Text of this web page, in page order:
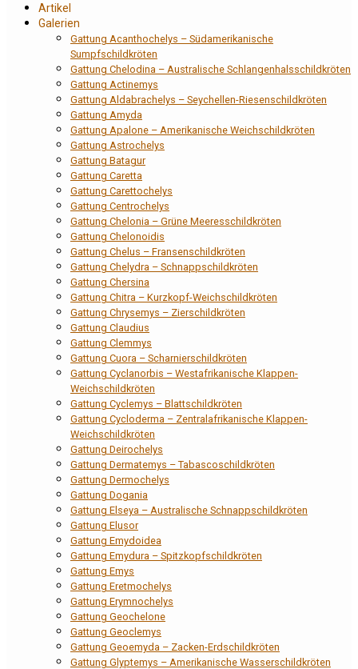
Artikel
Galerien
Gattung Acanthochelys – Südamerikanische
Sumpfschildkröten
Gattung Chelodina – Australische Schlangenhalsschildkröten
Gattung Actinemys
Gattung Aldabrachelys – Seychellen-Riesenschildkröten
Gattung Amyda
Gattung Apalone – Amerikanische Weichschildkröten
Gattung Astrochelys
Gattung Batagur
Gattung Caretta
Gattung Carettochelys
Gattung Centrochelys
Gattung Chelonia – Grüne Meeresschildkröten
Gattung Chelonoidis
Gattung Chelus – Fransenschildkröten
Gattung Chelydra – Schnappschildkröten
Gattung Chersina
Gattung Chitra – Kurzkopf-Weichschildkröten
Gattung Chrysemys – Zierschildkröten
Gattung Claudius
Gattung Clemmys
Gattung Cuora – Scharnierschildkröten
Gattung Cyclanorbis – Westafrikanische Klappen-
Weichschildkröten
Gattung Cyclemys – Blattschildkröten
Gattung Cycloderma – Zentralafrikanische Klappen-
Weichschildkröten
Gattung Deirochelys
Gattung Dermatemys – Tabascoschildkröten
Gattung Dermochelys
Gattung Dogania
Gattung Elseya – Australische Schnappschildkröten
Gattung Elusor
Gattung Emydoidea
Gattung Emydura – Spitzkopfschildkröten
Gattung Emys
Gattung Eretmochelys
Gattung Erymnochelys
Gattung Geochelone
Gattung Geoclemys
Gattung Geoemyda – Zacken-Erdschildkröten
Gattung Glyptemys – Amerikanische Wasserschildkröten